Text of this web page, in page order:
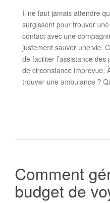
Il ne faut jamais attendre
surgissent pour trouver
contact avec une
justement sauver une vie.
de faciliter l’assistance
de circonstance imprévue.
trouver une ambulance ?
Comment
budget de